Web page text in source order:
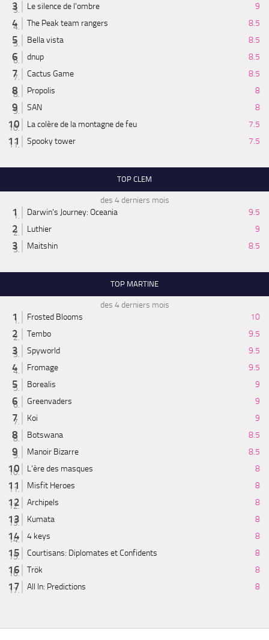
Le silence de l'ombre
9
The Peak team rangers
8.5
Bella vista
8.5
dnup
8.5
Cactus Game
8.5
Propolis
8
SAN
8
La colère de la montagne de feu
7.5
Spooky tower
7.5
TOP CLEM
des 4 derniers mois
Darwin's Journey: Oceania
9.5
Luthier
9
Maitshin
8.5
TOP MARTINE
des 4 derniers mois
Frosted Blooms
10
Tembo
9.5
Spyworld
9.5
Fromage
9.5
Borealis
9
Greenvaders
9
Koi
9
Botswana
8.5
Manoir Bizarre
8.5
L'ère des masques
8
Misfit Heroes
8
Archipels
8
Kumata
8
4 keys
8
Courtisans: Diplomates et Confidents
8
Trök
8
All In: Predictions
8